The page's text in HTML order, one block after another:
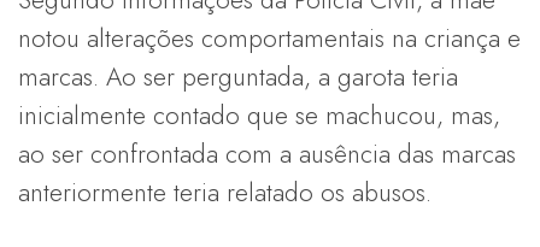
notou alterações comportamentais na criança e
marcas. Ao ser perguntada, a garota teria
inicialmente contado que se machucou, mas,
ao ser confrontada com a ausência das marcas
anteriormente teria relatado os abusos.